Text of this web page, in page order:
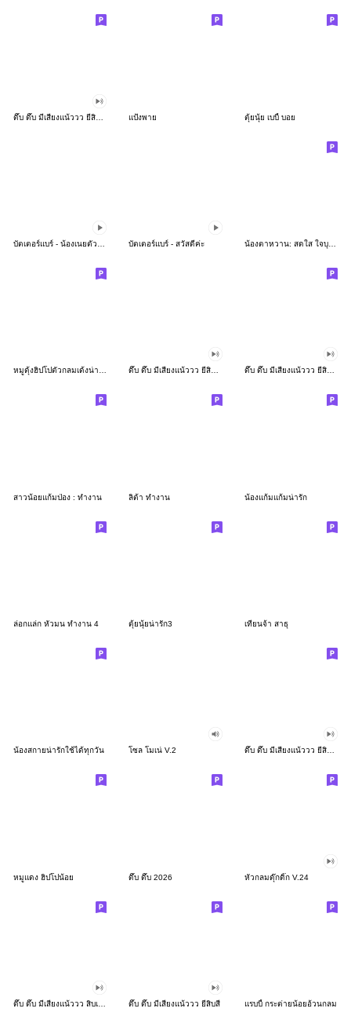
แป้งพาย ตุ้ยนุ้ย เบบี้ บอย
บัตเตอร์แบร์ - สวัสดีค่ะ น้องตาหวาน: สดใส ใจบุญ (สีพาสเทล)
หมูดุ้งฮิปโปตัวกลมเด้งน่ารัก ดึ๊บ ดึ๊บ มีเสียงแน้ววว ยี่สิบเจ็ด ดึ๊บ ดึ๊บ มีเสียงแน้ววว ยี่สิบหก
สาวน้อยแก้มป่อง : ทำงาน ลิต้า ทำงาน น้องแก้มแก้มน่ารัก
ล่อกแล่ก หัวมน ทำงาน 4 ตุ้ยนุ้ยน่ารัก3 เทียนจ้า สาธุ
น้องสกายน่ารักใช้ได้ทุกวัน โซล โมเน่ V.2 ดึ๊บ ดึ๊บ มีเสียงแน้ววว ยี่สิบสอง
หมูแดง ฮิปโปน้อย ดึ๊บ ดึ๊บ 2026 หัวกลมดุ๊กดิ๊ก V.24
ดึ๊บ ดึ๊บ มีเสียงแน้ววว ยี่สิบสี่ แรบบี้ กระต่ายน้อยอ้วนกลม